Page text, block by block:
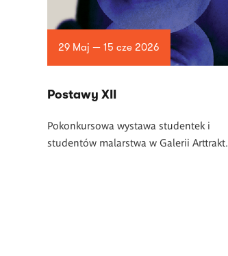
29 Maj — 15 cze 2026
Postawy XII
Pokonkursowa wystawa studentek i
studentów malarstwa w Galerii Arttrakt.